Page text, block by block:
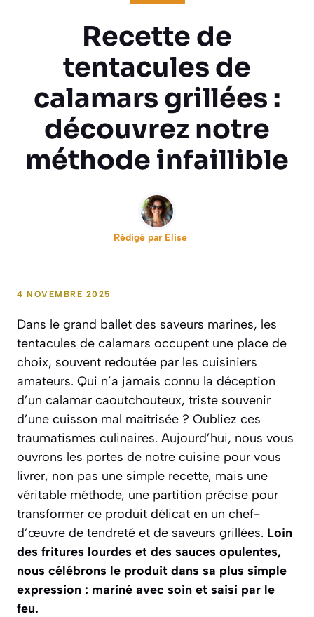
Recette de
tentacules de
calamars grillées :
découvrez notre
méthode infaillible
Rédigé par Elise
4 NOVEMBRE 2025
Dans le grand ballet des saveurs marines, les
tentacules de calamars occupent une place de
choix, souvent redoutée par les cuisiniers
amateurs. Qui n’a jamais connu la déception
d’un calamar caoutchouteux, triste souvenir
d’une cuisson mal maîtrisée ? Oubliez ces
traumatismes culinaires. Aujourd’hui, nous vous
ouvrons les portes de notre cuisine pour vous
livrer, non pas une simple recette, mais une
véritable méthode, une partition précise pour
transformer ce produit délicat en un chef-
d’œuvre de tendreté et de saveurs grillées. Loin
des fritures lourdes et des sauces opulentes,
nous célébrons le produit dans sa plus simple
expression : mariné avec soin et saisi par le
feu.